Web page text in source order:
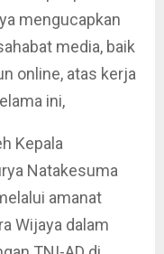
mengucapkan
media, baik
online, atas kerja
ini,
Kepala
Natakesuma
amanat
Wijaya dalam